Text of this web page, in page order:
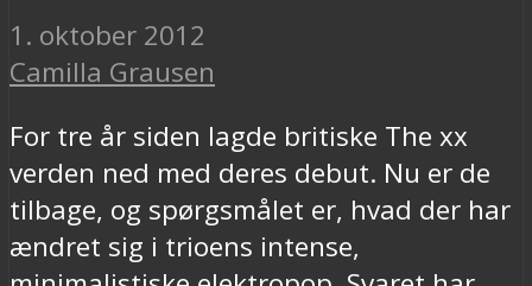
1. oktober 2012
Camilla Grausen
For tre år siden lagde britiske The xx
verden ned med deres debut. Nu er de
tilbage, og spørgsmålet er, hvad der har
ændret sig i trioens intense,